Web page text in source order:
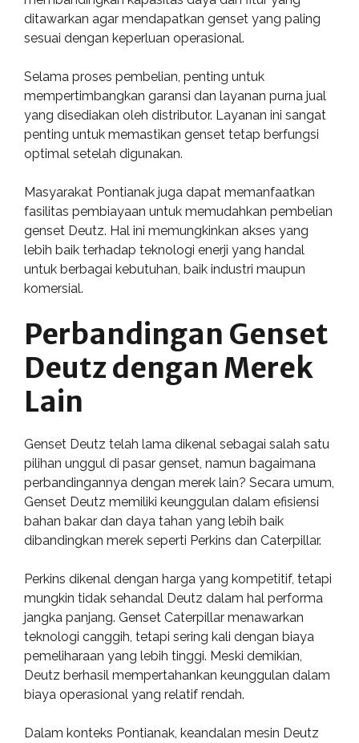
ditawarkan agar mendapatkan genset yang paling
sesuai dengan keperluan operasional.
Selama proses pembelian, penting untuk
mempertimbangkan garansi dan layanan purna jual
yang disediakan oleh distributor. Layanan ini sangat
penting untuk memastikan genset tetap berfungsi
optimal setelah digunakan.
Masyarakat Pontianak juga dapat memanfaatkan
fasilitas pembiayaan untuk memudahkan pembelian
genset Deutz. Hal ini memungkinkan akses yang
lebih baik terhadap teknologi enerji yang handal
untuk berbagai kebutuhan, baik industri maupun
komersial.
Perbandingan Genset
Deutz dengan Merek
Lain
Genset Deutz telah lama dikenal sebagai salah satu
pilihan unggul di pasar genset, namun bagaimana
perbandingannya dengan merek lain? Secara umum,
Genset Deutz memiliki keunggulan dalam efisiensi
bahan bakar dan daya tahan yang lebih baik
dibandingkan merek seperti Perkins dan Caterpillar.
Perkins dikenal dengan harga yang kompetitif, tetapi
mungkin tidak sehandal Deutz dalam hal performa
jangka panjang. Genset Caterpillar menawarkan
teknologi canggih, tetapi sering kali dengan biaya
pemeliharaan yang lebih tinggi. Meski demikian,
Deutz berhasil mempertahankan keunggulan dalam
biaya operasional yang relatif rendah.
Dalam konteks Pontianak, keandalan mesin Deutz